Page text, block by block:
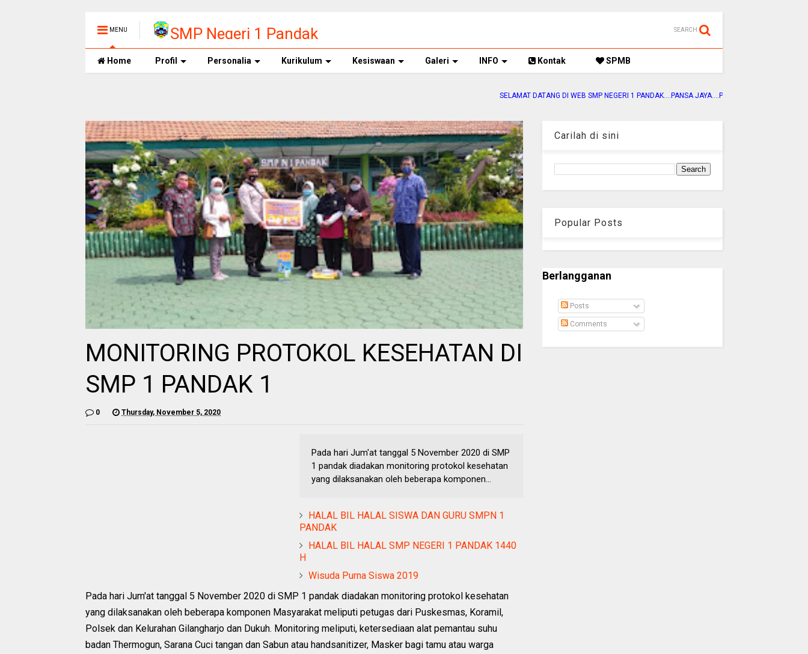
MENU SMP Negeri 1 Pandak SEARCH
Home Profil Personalia Kurikulum Kesiswaan Galeri INFO Kontak SPMB
SELAMAT DATANG DI WEB SMP NEGERI 1 PANDAK....PANSA JAYA....PANSA ADIWIYATA....PANSA
MONITORING PROTOKOL KESEHATAN DI
SMP 1 PANDAK 1
0 Thursday, November 5, 2020
Pada hari Jum'at tanggal 5 November 2020 di SMP
1 pandak diadakan monitoring protokol kesehatan
yang dilaksanakan oleh beberapa komponen...
HALAL BIL HALAL SISWA DAN GURU SMPN 1
PANDAK
HALAL BIL HALAL SMP NEGERI 1 PANDAK 1440
H
Wisuda Purna Siswa 2019
Pada hari Jum'at tanggal 5 November 2020 di SMP 1 pandak diadakan monitoring protokol kesehatan
yang dilaksanakan oleh beberapa komponen Masyarakat meliputi petugas dari Puskesmas, Koramil,
Polsek dan Kelurahan Gilangharjo dan Dukuh. Monitoring meliputi, ketersediaan alat pemantau suhu
badan Thermogun, Sarana Cuci tangan dan Sabun atau handsanitizer, Masker bagi tamu atau warga
Carilah di sini
Popular Posts
Berlangganan
Posts
Comments